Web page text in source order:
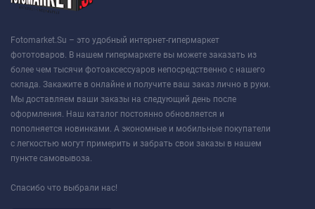
Fotomarket.Su – это удобный интернет-гипермаркет
фототоваров. В нашем гипермаркете вы можете заказать из
более чем тысячи фотоаксессуаров непосредственно с нашего
склада. Закажите в онлайне и получите ваш заказ лично в руки.
Мы доставляем ваши заказы на следующий день после
оформления. Наш каталог постоянно обновляется и
пополняется новинками. А экономные и мобильные покупатели
с легкостью могут примерить и забрать свои заказы в нашем
пункте самовывоза.
Спасибо что выбрали нас!